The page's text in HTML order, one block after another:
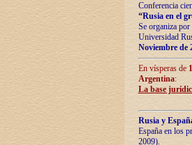
Conferencia
“Rusia en el
Se organiza
Universidad
Noviembre de
En vísperas de
Argentina:
La base
Rusia y
España en los
2009).